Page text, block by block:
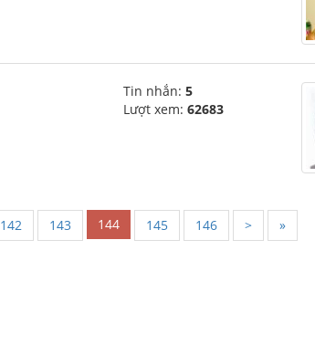
Tin nhắn: 5
Lượt xem: 62683
142 143 144 145 146 > »